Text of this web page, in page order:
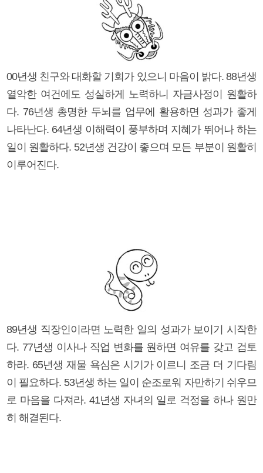
00년생 친구와 대화할 기회가 있으니 마음이 밝다. 88년생
열악한 여건에도 성실하게 노력하니 자금사정이 원활하
다. 76년생 총명한 두뇌를 업무에 활용하면 성과가 좋게
나타난다. 64년생 이해력이 풍부하며 지혜가 뛰어나 하는
일이 원활하다. 52년생 건강이 좋으며 모든 부분이 원활히
이루어진다.
89년생 직장인이라면 노력한 일의 성과가 보이기 시작한
다. 77년생 이사나 직업 변화를 원하면 여유를 갖고 검토
하라. 65년생 재물 욕심은 시기가 이르니 조금 더 기다림
이 필요하다. 53년생 하는 일이 순조로워 자만하기 쉬우므
로 마음을 다져라. 41년생 자녀의 일로 걱정을 하나 원만
히 해결된다.